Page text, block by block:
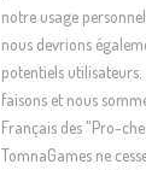
notre usage
nous devrions
potentiels
faisons et nous
Français des "Pro-
TomnaGames ne